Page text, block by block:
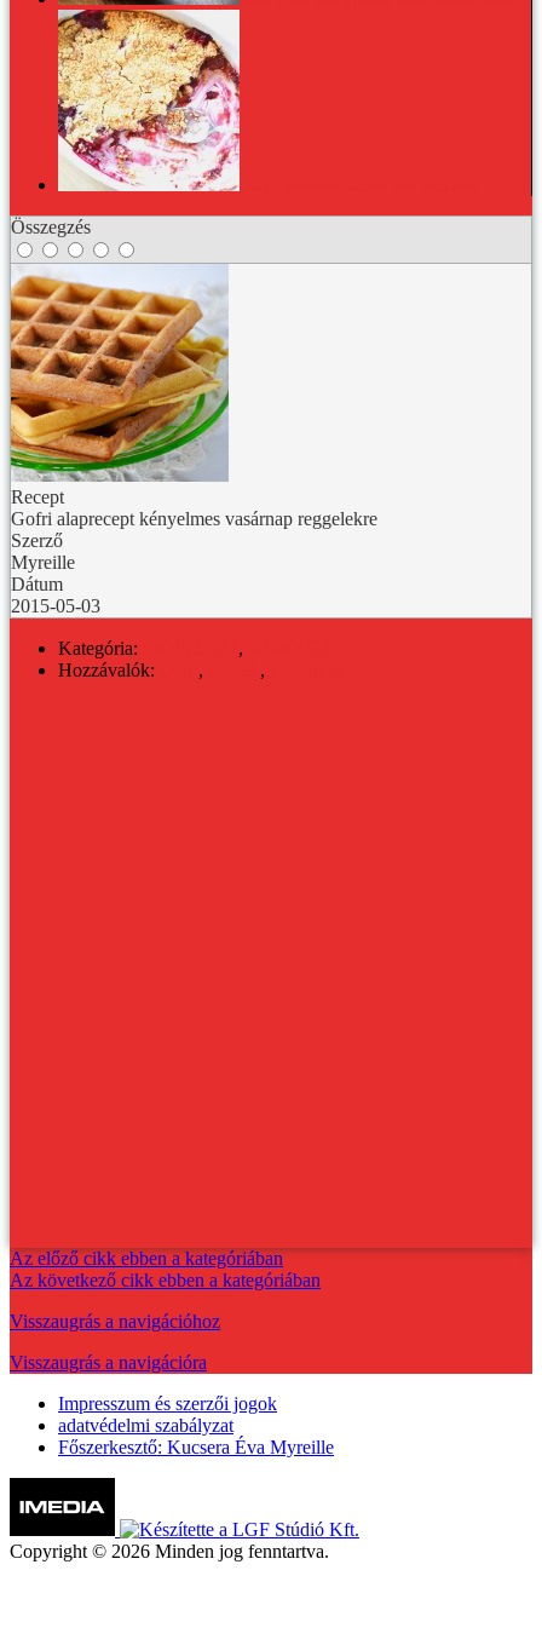
Összegzés
Recept
Gofri alaprecept kényelmes vasárnap reggelekre
Szerző
Myreille
Dátum
2015-05-03
Kategória: ,
Hozzávalók:
, ,
Az előző cikk ebben a kategóriában
Az következő cikk ebben a kategóriában
Visszaugrás a navigációhoz
Visszaugrás a navigációra
Impresszum és szerzői jogok
adatvédelmi szabályzat
Főszerkesztő: Kucsera Éva Myreille
Copyright © 2026 Minden jog fenntartva.